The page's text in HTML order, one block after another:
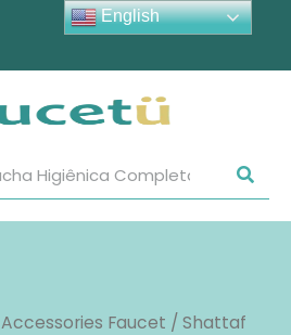
Accessories Faucet / Shattaf
English